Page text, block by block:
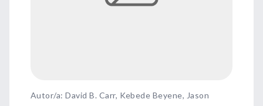
Autor/a: David B. Carr, Kebede Beyene, Jason